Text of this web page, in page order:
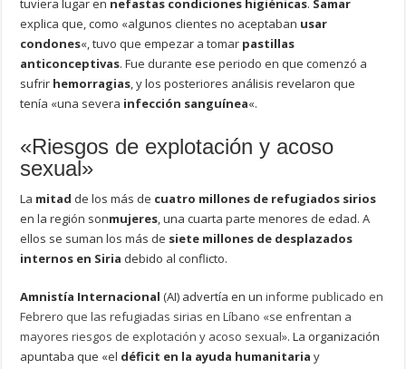
tuviera lugar en nefastas condiciones higiénicas. Samar
explica que, como «algunos clientes no aceptaban usar
condones«, tuvo que empezar a tomar pastillas
anticonceptivas. Fue durante ese periodo en que comenzó a
sufrir hemorragias, y los posteriores análisis revelaron que
tenía «una severa infección sanguínea«.
«Riesgos de explotación y acoso
sexual»
La mitad de los más de cuatro millones de refugiados sirios
en la región sonmujeres, una cuarta parte menores de edad. A
ellos se suman los más de siete millones de desplazados
internos en Siria debido al conflicto.
Amnistía Internacional (AI) advertía en un informe publicado en
Febrero que las refugiadas sirias en Líbano «se enfrentan a
mayores riesgos de explotación y acoso sexual». La organización
apuntaba que «el déficit en la ayuda humanitariay